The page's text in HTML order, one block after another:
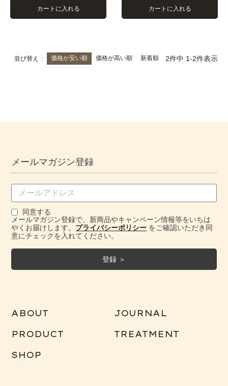
カートに入れる カートに入れる
並び替え 価格が安い順 価格が高い順 新着順 2件中 1-2件表示
メールマガジン登録
同意する
メールマガジン登録で、新商品やキャンペーン情報等をいちは
やくお届けします。 プライバシーポリシー をご確認いただき同
意にチェックを入れてください。
ABOUT JOURNAL
PRODUCT TREATMENT
SHOP